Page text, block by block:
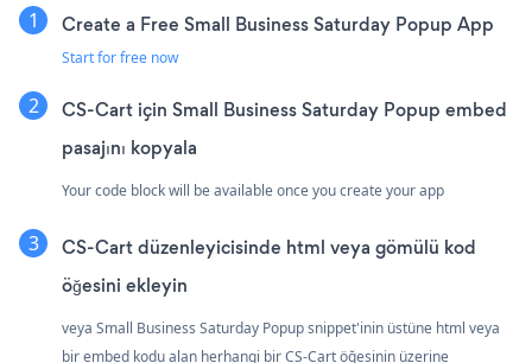
Create a Free Small Business Saturday Popup App
Start for free now
CS-Cart için Small Business Saturday Popup embed
pasajını kopyala
Your code block will be available once you create your app
CS-Cart düzenleyicisinde html veya gömülü kod
öğesini ekleyin
veya Small Business Saturday Popup snippet'inin üstüne html veya
bir embed kodu alan herhangi bir CS-Cart öğesinin üzerine